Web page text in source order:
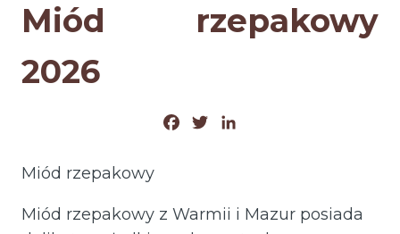
Miód rzepakowy
2026
Facebook
Twitter
Miód rzepakowy
Miód rzepakowy z Warmii i Mazur posiada